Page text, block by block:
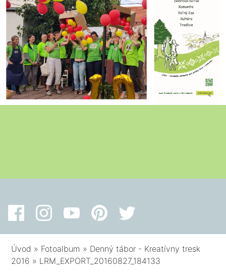
Úvod » Fotoalbum » Denný tábor - Kreatívny tresk
2016 » LRM_EXPORT_20160827_184133